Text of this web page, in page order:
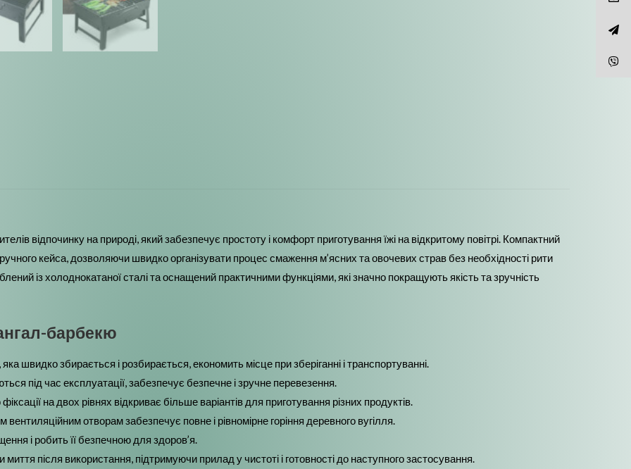
відпочинку на природі, який забезпечує простоту і комфорт приготування їжі на відкритому повітрі. Компактний
кейса, дозволяючи швидко організувати процес смаження м’ясних та овочевих страв без необхідності рити
із холоднокатаної сталі та оснащений практичними функціями, які значно покращують якість та зручність
барбекю
швидко збирається і розбирається, економить місце при зберіганні і транспортуванні.
під час експлуатації, забезпечує безпечне і зручне перевезення.
на двох рівнях відкриває більше варіантів для приготування різних продуктів.
отворам забезпечує повне і рівномірне горіння деревного вугілля.
і робить її безпечною для здоров’я.
після використання, підтримуючи прилад у чистоті і готовності до наступного застосування.